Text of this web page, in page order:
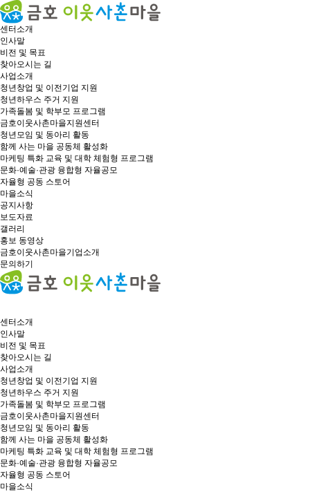
센터소개
인사말
비전 및 목표
찾아오시는 길
사업소개
청년창업 및 이전기업 지원
청년하우스 주거 지원
가족돌봄 및 학부모 프로그램
금호이웃사촌마을지원센터
청년모임 및 동아리 활동
함께 사는 마을 공동체 활성화
마케팅 특화 교육 및 대학 체험형 프로그램
문화·예술·관광 융합형 자율공모
자율형 공동 스토어
마을소식
공지사항
보도자료
갤러리
홍보 동영상
금호이웃사촌마을기업소개
문의하기
센터소개
인사말
비전 및 목표
찾아오시는 길
사업소개
청년창업 및 이전기업 지원
청년하우스 주거 지원
가족돌봄 및 학부모 프로그램
금호이웃사촌마을지원센터
청년모임 및 동아리 활동
함께 사는 마을 공동체 활성화
마케팅 특화 교육 및 대학 체험형 프로그램
문화·예술·관광 융합형 자율공모
자율형 공동 스토어
마을소식